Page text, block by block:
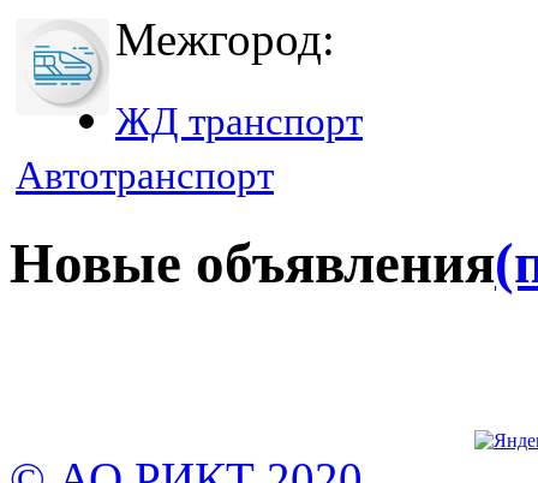
Межгород:
ЖД транспорт
Автотранспорт
Новые объявления